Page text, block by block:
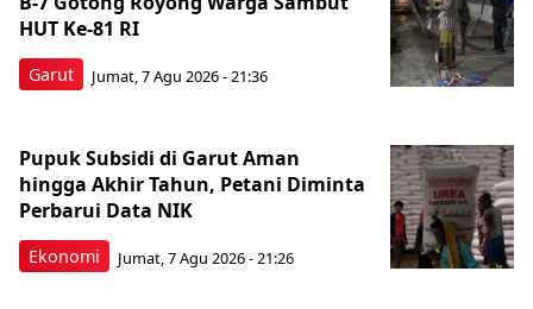
Garut
HUT Ke-81 RI
Jumat, 7 Agu 2026 - 21:36
Ekonomi
Pupuk Subsidi di Garut Aman
hingga Akhir Tahun, Petani Diminta
Perbarui Data NIK
Jumat, 7 Agu 2026 - 21:26